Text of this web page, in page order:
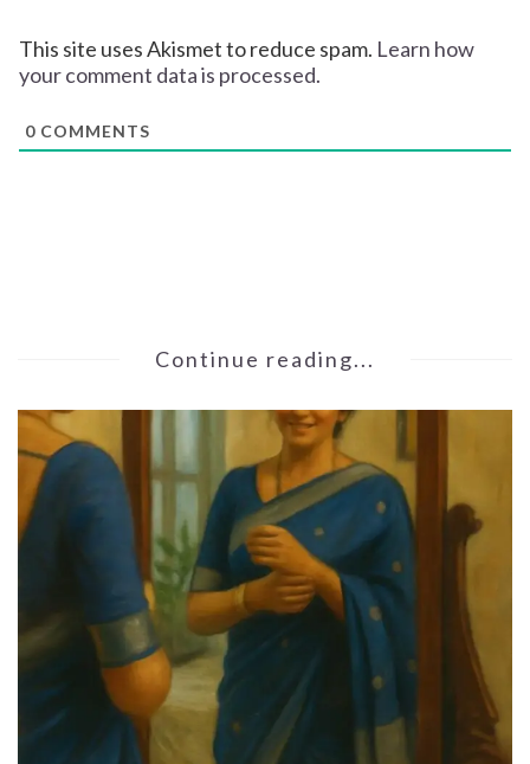
This site uses Akismet to reduce spam. Learn how
your comment data is processed.
0 COMMENTS
Continue reading...